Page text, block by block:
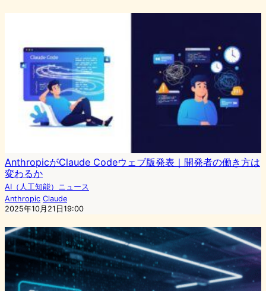
AnthropicがClaude Codeウェブ版発表｜開発者の働き方は
変わるか
AI（人工知能）ニュース
Anthropic Claude
2025年10月21日19:00